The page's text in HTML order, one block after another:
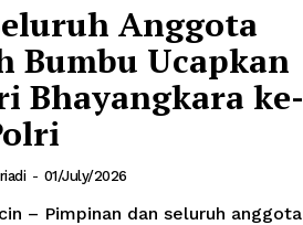
Anggota
Bumbu Ucapkan
Bhayangkara ke-
- 01/July/2026
– Pimpinan dan seluruh anggota